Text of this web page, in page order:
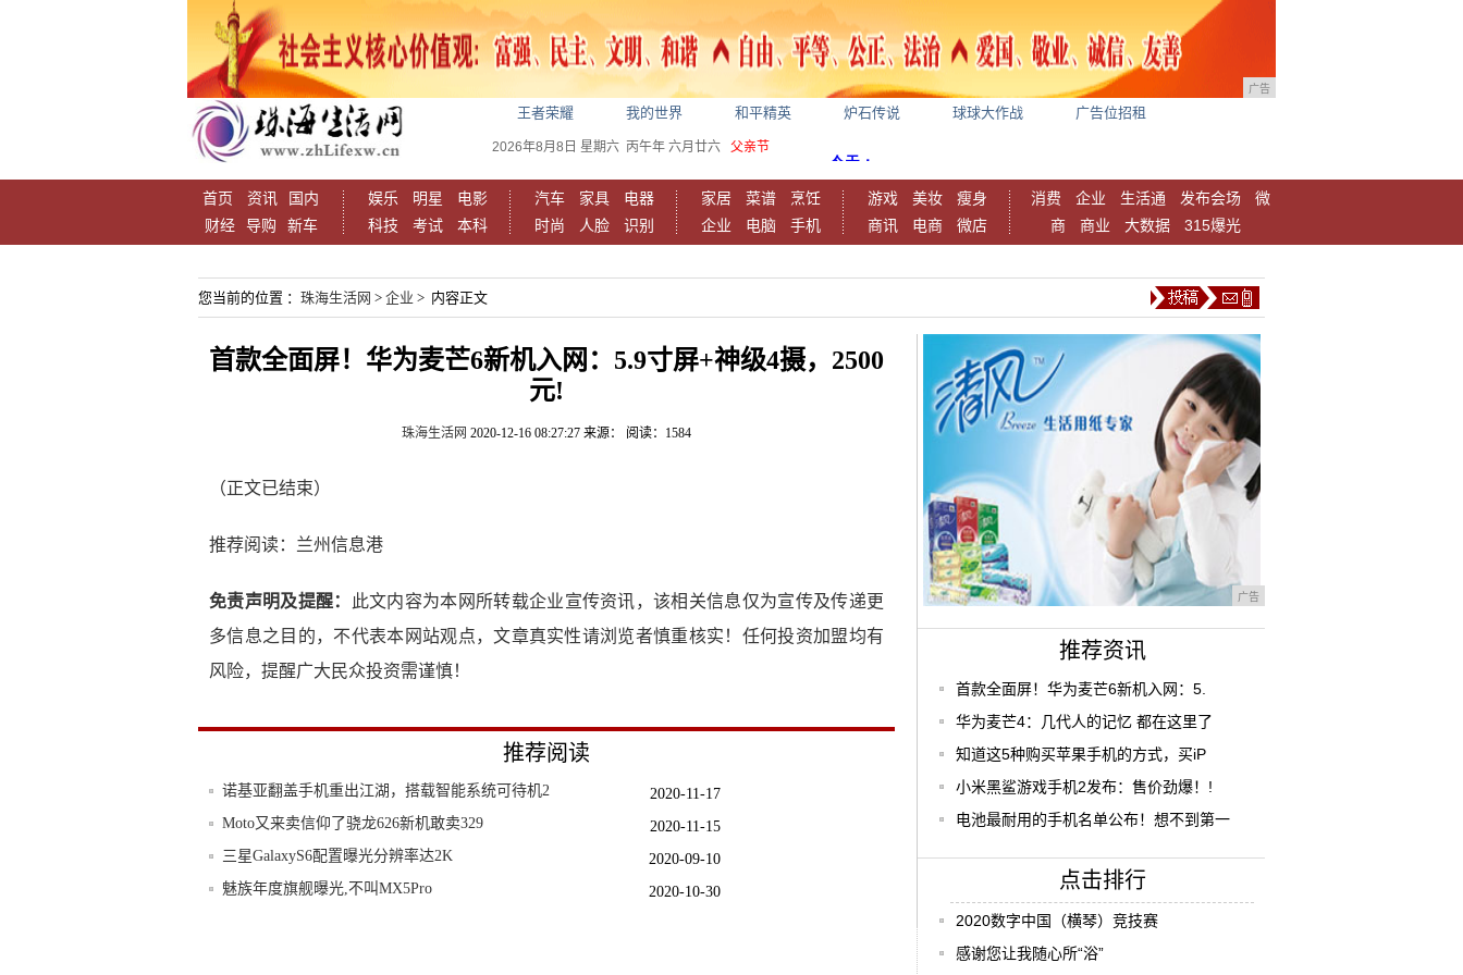
广告
王者荣耀 我的世界 和平精英 炉石传说 球球大作战 广告位招租
2026年8月8日 星期六 丙午年 六月廿六 父亲节
首页 资讯
国内
财经
导购 新车
娱乐 明星
电影
科技
考试 本科
汽车 家具
电器
时尚
人脸 识别
家居 菜谱
烹饪
企业
电脑 手机
游戏 美妆
瘦身
商讯
电商 微店
消费 企业 生活通 发布会场
微
商
商业 大数据 315爆光
您当前的位置 ： 珠海生活网 > 企业 > 内容正文
首款全面屏！华为麦芒6新机入网：5.9寸屏+神级4摄，2500
元!
珠海生活网 2020-12-16 08:27:27 来源： 阅读：1584
（正文已结束）
推荐阅读： 兰州信息港
免责声明及提醒：
此文内容为本网所转载企业宣传资讯，该相关信息仅为宣传及传递更
多信息之目的，不代表本网站观点，文章真实性请浏览者慎重核实！任何投资加盟均有
风险，提醒广大民众投资需谨慎！
推荐阅读
2020-11-17
诺基亚翻盖手机重出江湖，搭载智能系统可待机2
2020-11-15
Moto又来卖信仰了骁龙626新机敢卖329
2020-09-10
三星GalaxyS6配置曝光分辨率达2K
2020-10-30
魅族年度旗舰曝光,不叫MX5Pro
广告
推荐资讯
首款全面屏！华为麦芒6新机入网：5.
华为麦芒4：几代人的记忆 都在这里了
知道这5种购买苹果手机的方式，买iP
小米黑鲨游戏手机2发布：售价劲爆！!
电池最耐用的手机名单公布！想不到第一
点击排行
2020数字中国（横琴）竞技赛
感谢您让我随心所“浴”